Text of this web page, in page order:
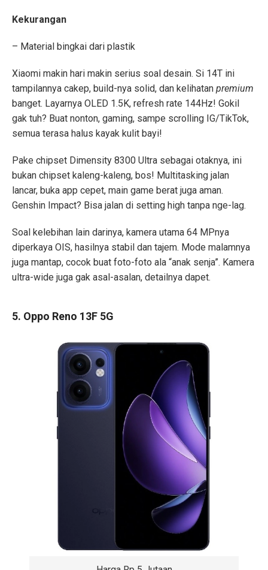
Kekurangan
– Material bingkai dari plastik
Xiaomi makin hari makin serius soal desain. Si 14T ini
tampilannya cakep, build-nya solid, dan kelihatan premium
banget. Layarnya OLED 1.5K, refresh rate 144Hz! Gokil
gak tuh? Buat nonton, gaming, sampe scrolling IG/TikTok,
semua terasa halus kayak kulit bayi!
Pake chipset Dimensity 8300 Ultra sebagai otaknya, ini
bukan chipset kaleng-kaleng, bos! Multitasking jalan
lancar, buka app cepet, main game berat juga aman.
Genshin Impact? Bisa jalan di setting high tanpa nge-lag.
Soal kelebihan lain darinya, kamera utama 64 MPnya
diperkaya OIS, hasilnya stabil dan tajem. Mode malamnya
juga mantap, cocok buat foto-foto ala “anak senja”. Kamera
ultra-wide juga gak asal-asalan, detailnya dapet.
5. Oppo Reno 13F 5G